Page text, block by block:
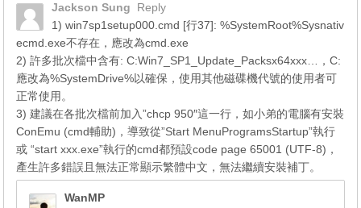
Jackson Sung
Reply
1) win7sp1setup000.cmd [行37]: %SystemRoot%Sysnativ
ecmd.exe不存在，應改為cmd.exe
2) 許多批次檔中含有: C:Win7_SP1_Update_Packsx64xxx…，C:
應改為%SystemDrive%以確保，使用其他磁碟機代號的使用者可
正常使用。
3) 建議在各批次檔前加入”chcp 950″這一行，如小弟的電腦有安裝
ConEmu (cmd輔助)，導致從”Start MenuProgramsStartup”執行
或 “start xxx.exe”執行的cmd都預設code page 65001 (UTF-8)，
產生許多錯誤且無法正常顯示繁體中文，無法繼續安裝補丁。
WanMP